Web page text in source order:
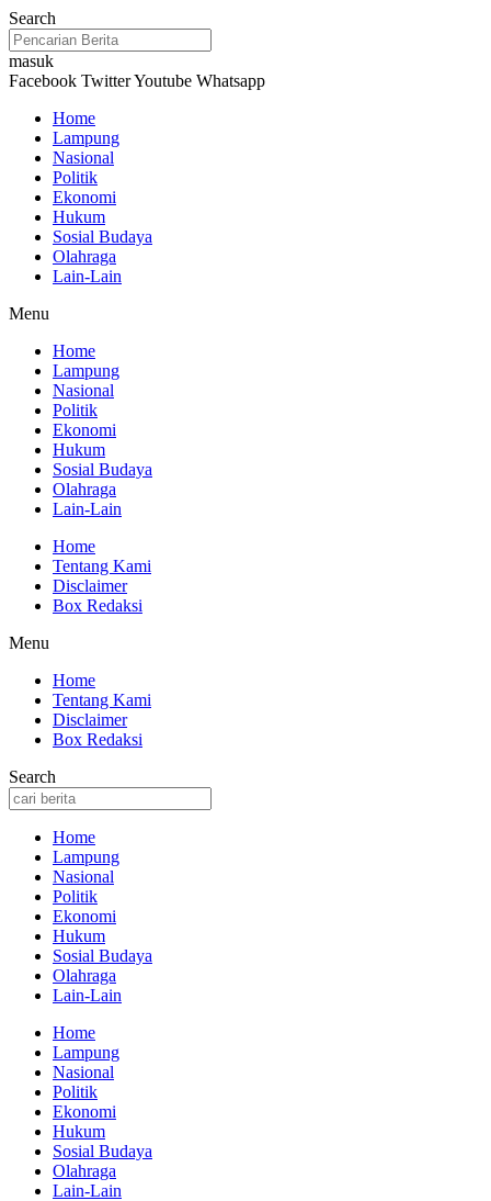
Lewati
ke
konten
Search
masuk
Facebook TwitterYoutube Whatsapp
Home
Lampung
Nasional
Politik
Ekonomi
Hukum
Sosial Budaya
Olahraga
Lain-Lain
Menu
Home
Lampung
Nasional
Politik
Ekonomi
Hukum
Sosial Budaya
Olahraga
Lain-Lain
Home
Tentang Kami
Disclaimer
Box Redaksi
Menu
Home
Tentang Kami
Disclaimer
Box Redaksi
Search
Home
Lampung
Nasional
Politik
Ekonomi
Hukum
Sosial Budaya
Olahraga
Lain-Lain
Home
Lampung
Nasional
Politik
Ekonomi
Hukum
Sosial Budaya
Olahraga
Lain-Lain